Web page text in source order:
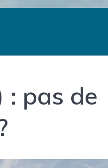
: pas de